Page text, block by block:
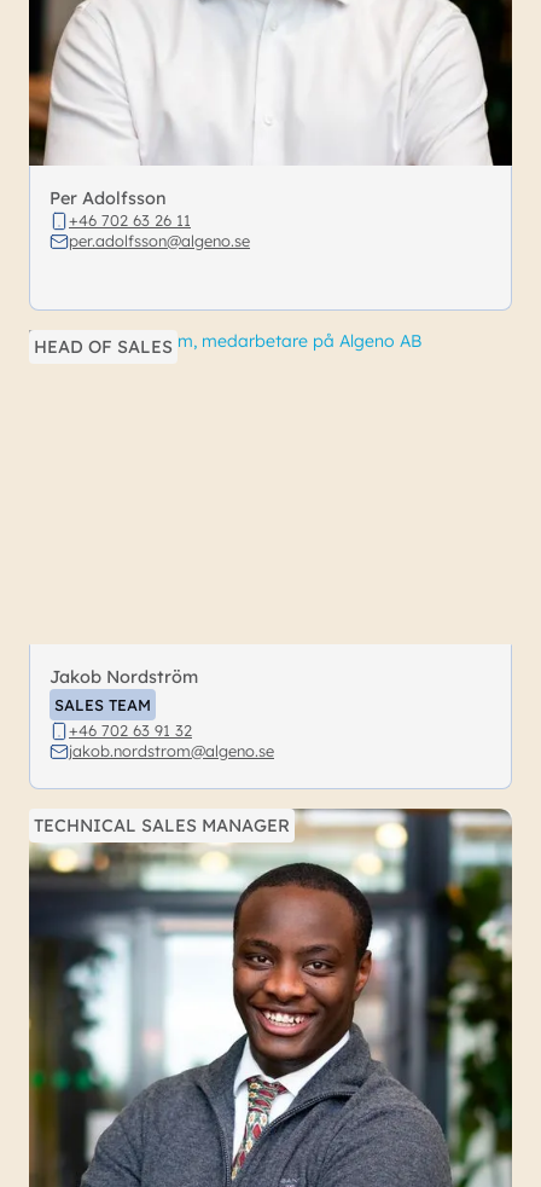
Per Adolfsson
+46 702 63 26 11
per.adolfsson@algeno.se
HEAD OF SALES
Jakob Nordström
SALES TEAM
+46 702 63 91 32
jakob.nordstrom@algeno.se
TECHNICAL SALES MANAGER